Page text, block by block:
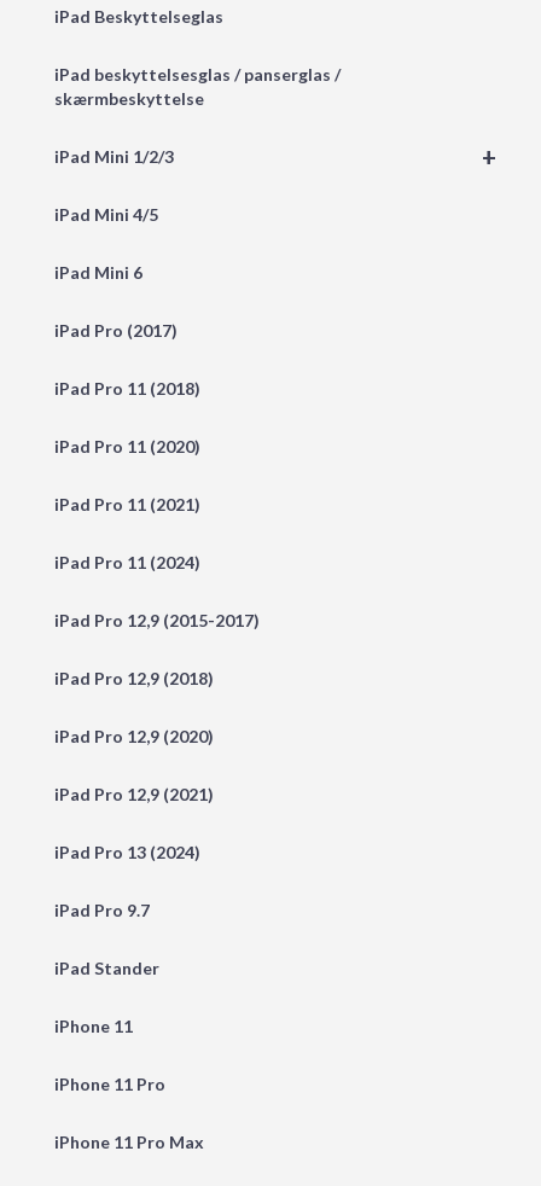
iPad Beskyttelseglas
iPad beskyttelsesglas / panserglas /
skærmbeskyttelse
+
iPad Mini 1/2/3
iPad Mini 4/5
iPad Mini 6
iPad Pro (2017)
iPad Pro 11 (2018)
iPad Pro 11 (2020)
iPad Pro 11 (2021)
iPad Pro 11 (2024)
iPad Pro 12,9 (2015-2017)
iPad Pro 12,9 (2018)
iPad Pro 12,9 (2020)
iPad Pro 12,9 (2021)
iPad Pro 13 (2024)
iPad Pro 9.7
iPad Stander
iPhone 11
iPhone 11 Pro
iPhone 11 Pro Max